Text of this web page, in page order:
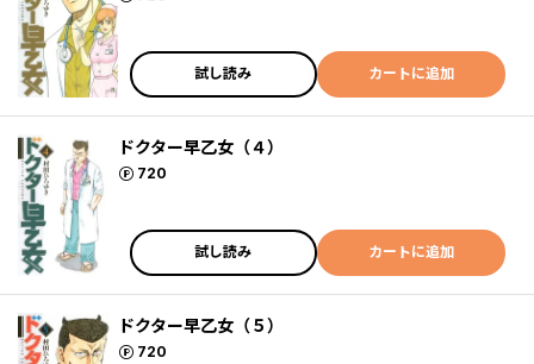
試し読み カートに追加
ドクター早乙女（４）
720
ポイント
試し読み カートに追加
ドクター早乙女（５）
720
ポイント